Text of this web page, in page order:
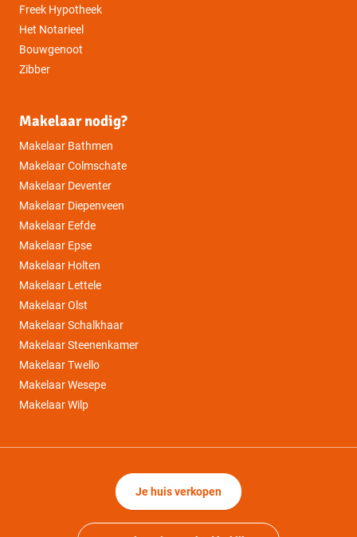
Freek Hypotheek
Het Notarieel
Bouwgenoot
Zibber
Makelaar nodig?
Makelaar Bathmen
Makelaar Colmschate
Makelaar Deventer
Makelaar Diepenveen
Makelaar Eefde
Makelaar Epse
Makelaar Holten
Makelaar Lettele
Makelaar Olst
Makelaar Schalkhaar
Makelaar Steenenkamer
Makelaar Twello
Makelaar Wesepe
Makelaar Wilp
Je huis verkopen